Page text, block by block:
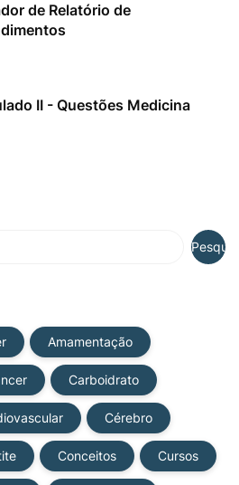
de Relatório de
II - Questões Medicina
Amamentação
Carboidrato
Cérebro
Conceitos Cursos